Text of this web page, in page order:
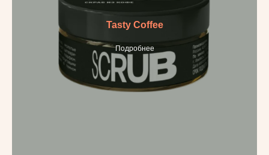
Tasty Coffee
Подробнее